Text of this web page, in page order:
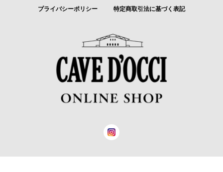
プライバシーポリシー 特定商取引法に基づく表記